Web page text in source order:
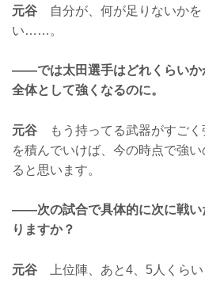
元谷 自分が、何が足りないか
い……。
——では太田選手はどれくらいか
全体として強くなるのに。
元谷 もう持ってる武器がすごく
を積んでいけば、今の時点で強
ると思います。
——次の試合で具体的に次に戦い
りますか？
元谷 上位陣、あと4、5人くら